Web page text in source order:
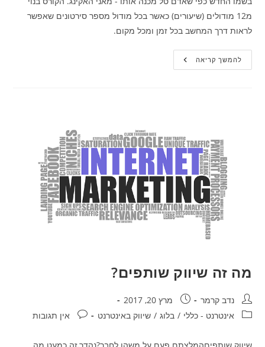
מ12 מודולים (שיעורים) כאשר בכל מודול מספר סירטונים שאפשר
לראות דרך המחשב בכל זמן ומכל מקום.
להמשך קריאהקורס
הפושטק
מה זה שיווק שותפים?
מחבר:נדב קרמר פורסם:מרץ 20, 2017
קטגוריה:אינטרנט - כללי / בלוג / שיווק באינטרנט תגובות:אין תגובות